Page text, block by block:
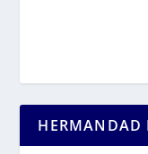
HERMANDAD